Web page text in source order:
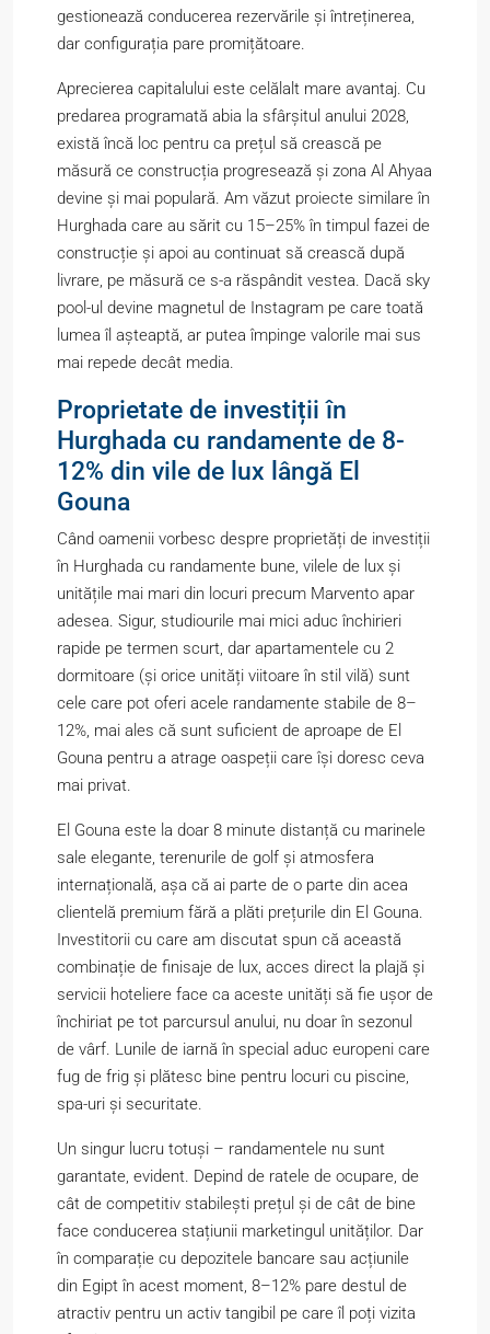
gestionează conducerea rezervările și întreținerea,
dar configurația pare promițătoare.
Aprecierea capitalului este celălalt mare avantaj. Cu
predarea programată abia la sfârșitul anului 2028,
există încă loc pentru ca prețul să crească pe
măsură ce construcția progresează și zona Al Ahyaa
devine și mai populară. Am văzut proiecte similare în
Hurghada care au sărit cu 15–25% în timpul fazei de
construcție și apoi au continuat să crească după
livrare, pe măsură ce s-a răspândit vestea. Dacă sky
pool-ul devine magnetul de Instagram pe care toată
lumea îl așteaptă, ar putea împinge valorile mai sus
mai repede decât media.
Proprietate de investiții în
Hurghada cu randamente de 8-
12% din vile de lux lângă El
Gouna
Când oamenii vorbesc despre proprietăți de investiții
în Hurghada cu randamente bune, vilele de lux și
unitățile mai mari din locuri precum Marvento apar
adesea. Sigur, studiourile mai mici aduc închirieri
rapide pe termen scurt, dar apartamentele cu 2
dormitoare (și orice unități viitoare în stil vilă) sunt
cele care pot oferi acele randamente stabile de 8–
12%, mai ales că sunt suficient de aproape de El
Gouna pentru a atrage oaspeții care își doresc ceva
mai privat.
El Gouna este la doar 8 minute distanță cu marinele
sale elegante, terenurile de golf și atmosfera
internațională, așa că ai parte de o parte din acea
clientelă premium fără a plăti prețurile din El Gouna.
Investitorii cu care am discutat spun că această
combinație de finisaje de lux, acces direct la plajă și
servicii hoteliere face ca aceste unități să fie ușor de
închiriat pe tot parcursul anului, nu doar în sezonul
de vârf. Lunile de iarnă în special aduc europeni care
fug de frig și plătesc bine pentru locuri cu piscine,
spa-uri și securitate.
Un singur lucru totuși – randamentele nu sunt
garantate, evident. Depind de ratele de ocupare, de
cât de competitiv stabilești prețul și de cât de bine
face conducerea stațiunii marketingul unităților. Dar
în comparație cu depozitele bancare sau acțiunile
din Egipt în acest moment, 8–12% pare destul de
atractiv pentru un activ tangibil pe care îl poți vizita